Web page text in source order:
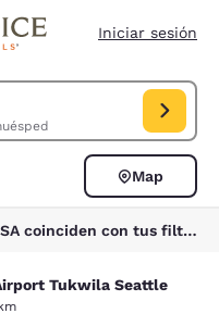
Iniciar sesión
1 huésped
USA. Fecha de entrada ago 07,
Map
1 hoteles cerca de Bothell, WA, USA coinciden con tus filtros
Tukwila
Tukwila Seattle